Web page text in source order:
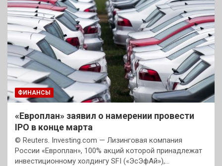
ФИНАНСЫ
«Европлан» заявил о намерении провести
IPO в конце марта
© Reuters. Investing.com — Лизинговая компания
России «Европлан», 100% акций которой принадлежат
инвестиционному холдингу SFI («ЭсЭфАй»),…